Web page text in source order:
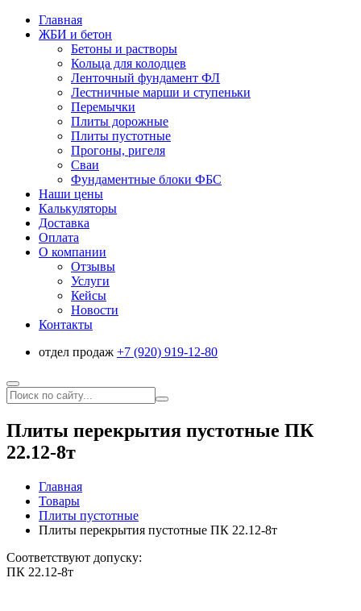
Главная
ЖБИ и бетон
Бетоны и растворы
Кольца для колодцев
Ленточный фундамент ФЛ
Лестничные марши и ступеньки
Перемычки
Плиты дорожные
Плиты пустотные
Прогоны, ригеля
Сваи
Фундаментные блоки ФБС
Наши цены
Калькуляторы
Доставка
Оплата
О компании
Отзывы
Услуги
Кейсы
Новости
Контакты
отдел продаж +7 (920) 919-12-80
Плиты перекрытия пустотные ПК
22.12-8т
Главная
Товары
Плиты пустотные
Плиты перекрытия пустотные ПК 22.12-8т
Соответствуют допуску:
ПК 22.12-8т